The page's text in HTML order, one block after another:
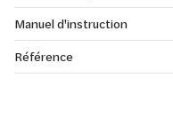
Manuel d'instruction
Référence